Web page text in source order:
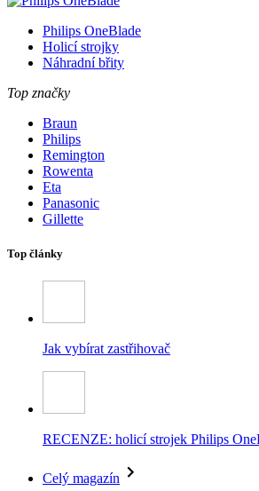
Philips OneBlade
Holicí strojky
Náhradní břity
Top značky
Braun
Philips
Remington
Rowenta
Eta
Panasonic
Gillette
Top články
Jak vybírat zastřihovač
RECENZE: holicí strojek Philips
Celý magazín